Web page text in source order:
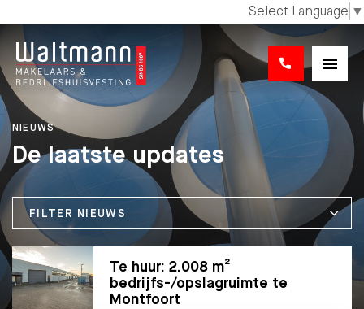
Select Language ▼
NIEUWS
De laatste updates
FILTER NIEUWS
Te huur: 2.008 m²
bedrijfs-/opslagruimte te
Montfoort